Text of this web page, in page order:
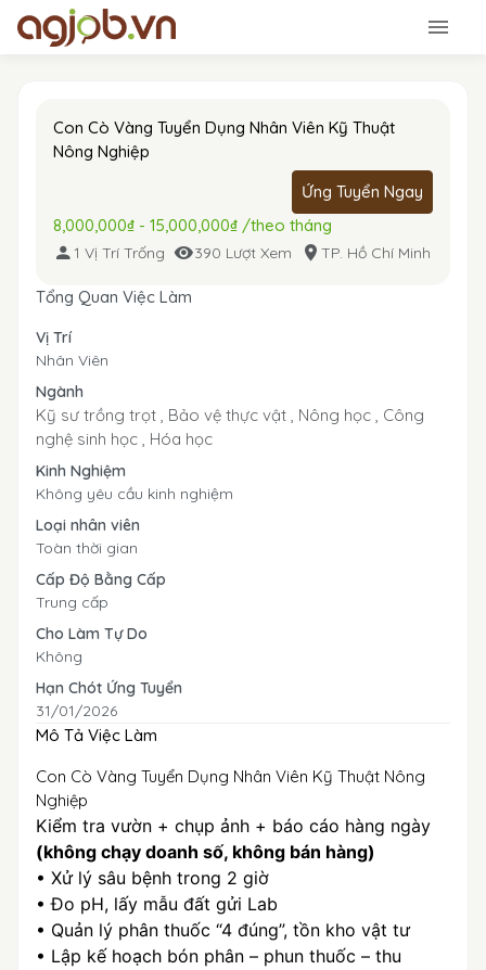
Con Cò Vàng Tuyển Dụng Nhân Viên Kỹ Thuật
Nông Nghiệp
Ứng Tuyển Ngay
8,000,000₫ - 15,000,000₫ /theo tháng
1 Vị Trí Trống 390 Lượt Xem TP. Hồ Chí Minh
Tổng Quan Việc Làm
Vị Trí
Nhân Viên
Ngành
Kỹ sư trồng trọt , Bảo vệ thực vật , Nông học , Công
nghệ sinh học , Hóa học
Kinh Nghiệm
Không yêu cầu kinh nghiệm
Loại nhân viên
Toàn thời gian
Cấp Độ Bằng Cấp
Trung cấp
Cho Làm Tự Do
Không
Hạn Chót Ứng Tuyển
31/01/2026
Mô Tả Việc Làm
Con Cò Vàng Tuyển Dụng Nhân Viên Kỹ Thuật Nông
Nghiệp
Kiểm tra vườn + chụp ảnh + báo cáo hàng ngày
(không chạy doanh số, không bán hàng)
• Xử lý sâu bệnh trong 2 giờ
• Đo pH, lấy mẫu đất gửi Lab
• Quản lý phân thuốc “4 đúng”, tồn kho vật tư
• Lập kế hoạch bón phân – phun thuốc – thu